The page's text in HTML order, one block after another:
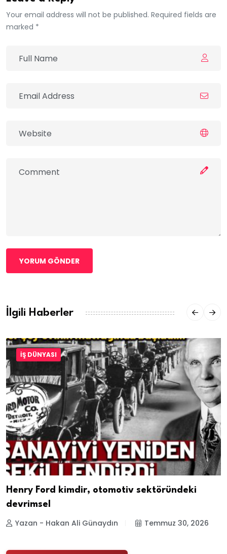
Your email address will not be published. Required fields are
marked *
YORUM GÖNDER
İlgili Haberler
İŞ DÜNYASI
Henry Ford kimdir, otomotiv sektöründeki
devrimsel
Yazan - Hakan Ali Günaydın Temmuz 30, 2026